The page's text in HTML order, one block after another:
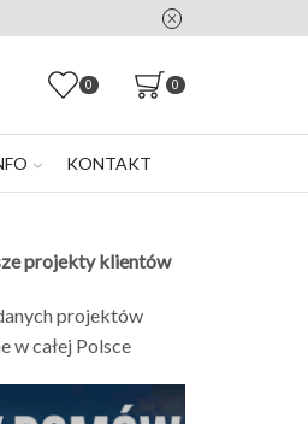
0 0
KONTAKT
projekty klientów
projektów
w całej Polsce